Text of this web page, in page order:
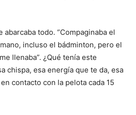
abarcaba todo. “Compaginaba el
incluso el bádminton, pero el
llenaba”. ¿Qué tenía este
chispa, esa energía que te da, esa
contacto con la pelota cada 15